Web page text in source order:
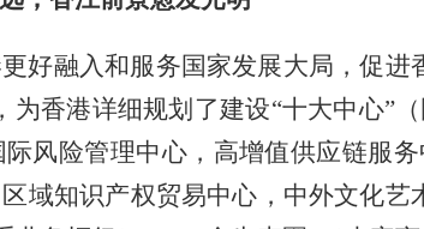
好融入和服务国家发展大局，促进
香港详细规划了建设“十大中心”
风险管理中心，高增值供应链服
域知识产权贸易中心，中外文化艺